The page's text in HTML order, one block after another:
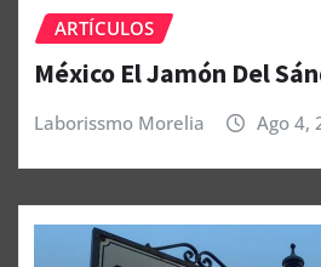
ARTÍCULOS
México El Jamón Del
Laborissmo Morelia Ago 4,